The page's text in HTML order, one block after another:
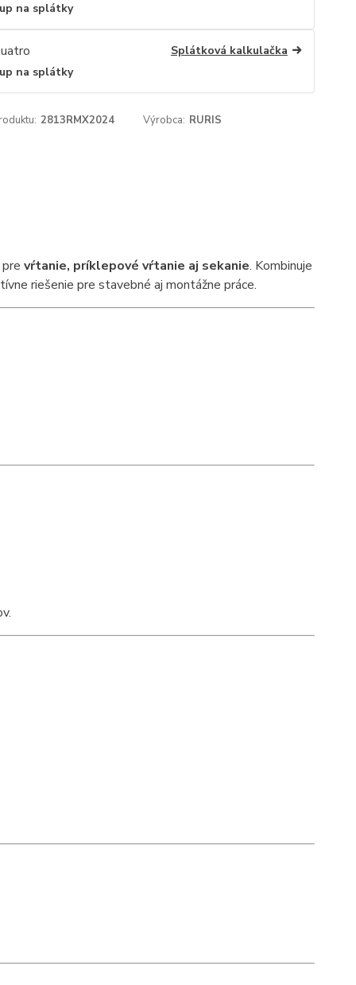
na splátky
Splátková kalkulačka
na splátky
2813RMX2024 Výrobca: RURIS
vŕtanie, príklepové vŕtanie aj sekanie. Kombinuje
riešenie pre stavebné aj montážne práce.